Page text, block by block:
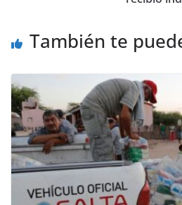
También te